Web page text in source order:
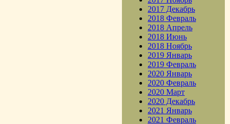
2017 Декабрь
2018 Февраль
2018 Апрель
2018 Июнь
2018 Ноябрь
2019 Январь
2019 Февраль
2020 Январь
2020 Февраль
2020 Март
2020 Декабрь
2021 Январь
2021 Февраль